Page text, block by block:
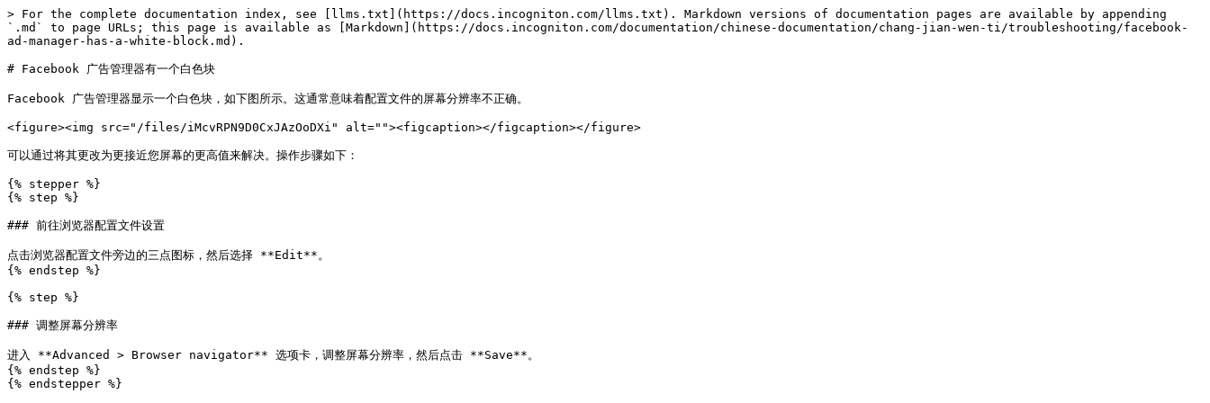
> For the complete documentation index, see [llms.txt](https://docs.incogniton.com/llms.txt). Markdown versions of documentation pages are available by appending
`.md` to page URLs; this page is available as [Markdown](https://docs.incogniton.com/documentation/chinese-documentation/chang-jian-wen-ti/troubleshooting/facebook-
ad-manager-has-a-white-block.md).
# Facebook 广告管理器有一个白色块
Facebook 广告管理器显示一个白色块，如下图所示。这通常意味着配置文件的屏幕分辨率不正确。
<figure><img src="/files/iMcvRPN9D0CxJAzOoDXi" alt=""><figcaption></figcaption></figure>
可以通过将其更改为更接近您屏幕的更高值来解决。操作步骤如下：
{% stepper %}
{% step %}
### 前往浏览器配置文件设置
点击浏览器配置文件旁边的三点图标，然后选择 **Edit**。
{% endstep %}
{% step %}
### 调整屏幕分辨率
进入 **Advanced > Browser navigator** 选项卡，调整屏幕分辨率，然后点击 **Save**。
{% endstep %}
{% endstepper %}